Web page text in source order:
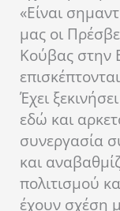
«Είναι
μας οι
Κούβας στην
Έχει
εδώ και
συνεργασία
και
πολιτισμού
έχουν σχέση